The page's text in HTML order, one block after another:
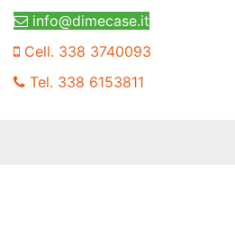
info@dimecase.it
Cell. 338 3740093
Tel. 338 6153811